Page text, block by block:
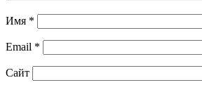
Имя *
Email *
Сайт